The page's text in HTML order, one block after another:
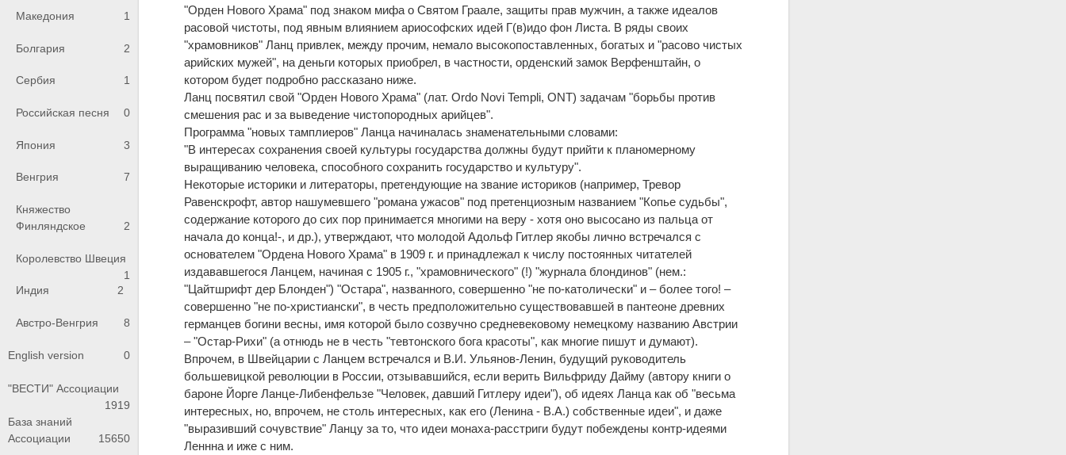
Македония 1
Болгария 2
Сербия 1
Российская песня 0
Япония 3
Венгрия 7
Княжество
Финляндское
2
Королевство Швеция
1
Индия
2
Австро-Венгрия 8
English version 0
"ВЕСТИ" Ассоциации
1919
База знаний
Ассоциации
15650
"Орден Нового Храма" под знаком мифа о Святом Граале, защиты прав мужчин, а также идеалов
расовой чистоты, под явным влиянием ариософских идей Г(в)идо фон Листа. В ряды своих
"храмовников" Ланц привлек, между прочим, немало высокопоставленных, богатых и "расово чистых
арийских мужей", на деньги которых приобрел, в частности, орденский замок Верфенштайн, о
котором будет подробно рассказано ниже.
Ланц посвятил свой "Орден Нового Храма" (лат. Ordo Novi Templi, ONT) задачам "борьбы против
смешения рас и за выведение чистопородных арийцев".
Программа "новых тамплиеров" Ланца начиналась знаменательными словами:
"В интересах сохранения своей культуры государства должны будут прийти к планомерному
выращиванию человека, способного сохранить государство и культуру".
Некоторые историки и литераторы, претендующие на звание историков (например, Тревор
Равенскрофт, автор нашумевшего "романа ужасов" под претенциозным названием "Копье судьбы",
содержание которого до сих пор принимается многими на веру - хотя оно высосано из пальца от
начала до конца!-, и др.), утверждают, что молодой Адольф Гитлер якобы лично встречался с
основателем "Ордена Нового Храма" в 1909 г. и принадлежал к числу постоянных читателей
издававшегося Ланцем, начиная с 1905 г., "храмовнического" (!) "журнала блондинов" (нем.:
"Цайтшрифт дер Блонден") "Остара", названного, совершенно "не по-католически" и – более того! –
совершенно "не по-христиански", в честь предположительно существовавшей в пантеоне древних
германцев богини весны, имя которой было созвучно средневековому немецкому названию Австрии
– "Остар-Рихи" (а отнюдь не в честь "тевтонского бога красоты", как многие пишут и думают).
Впрочем, в Швейцарии с Ланцем встречался и В.И. Ульянов-Ленин, будущий руководитель
большевицкой революции в России, отзывавшийся, если верить Вильфриду Дайму (автору книги о
бароне Йорге Ланце-Либенфельзе "Человек, давший Гитлеру идеи"), об идеях Ланца как об "весьма
интересных, но, впрочем, не столь интересных, как его (Ленина - В.А.) собственные идеи", и даже
"выразивший сочувствие" Ланцу за то, что идеи монаха-расстриги будут побеждены контр-идеями
Леннна и иже с ним.